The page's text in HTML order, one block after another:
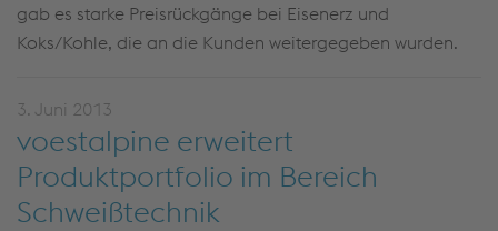
gab es starke Preisrückgänge bei Eisenerz und
Koks/Kohle, die an die Kunden weitergegeben wurden.
3. Juni 2013
voestalpine erweitert
Produktportfolio im Bereich
Schweißtechnik